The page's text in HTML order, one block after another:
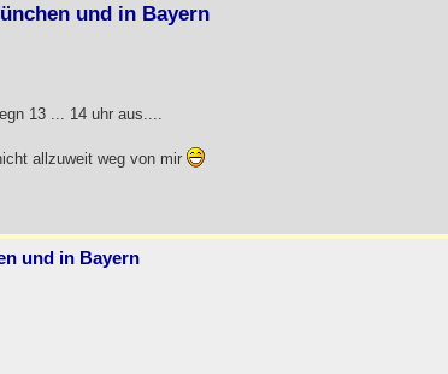
und in Bayern
13 ... 14 uhr aus....
allzuweit weg von mir
und in Bayern